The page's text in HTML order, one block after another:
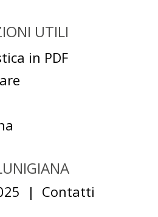
UTILI
in PDF
| Contatti